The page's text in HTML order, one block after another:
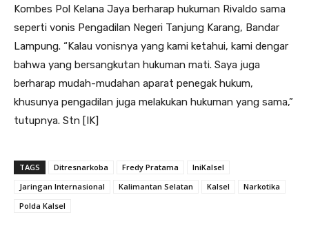
Kombes Pol Kelana Jaya berharap hukuman Rivaldo sama
seperti vonis Pengadilan Negeri Tanjung Karang, Bandar
Lampung. “Kalau vonisnya yang kami ketahui, kami dengar
bahwa yang bersangkutan hukuman mati. Saya juga
berharap mudah-mudahan aparat penegak hukum,
khusunya pengadilan juga melakukan hukuman yang sama,”
tutupnya. Stn [IK]
TAGS Ditresnarkoba Fredy Pratama
IniKalsel
Jaringan Internasional
Kalimantan Selatan Kalsel
Narkotika
Polda Kalsel